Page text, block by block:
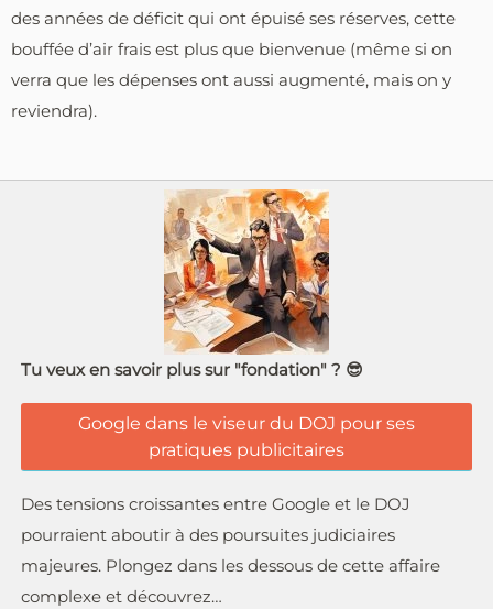
des années de déficit qui ont épuisé ses réserves, cette
bouffée d’air frais est plus que bienvenue (même si on
verra que les dépenses ont aussi augmenté, mais on y
reviendra).
Tu veux en savoir plus sur "fondation" ? 😎
Google dans le viseur du DOJ pour ses
pratiques publicitaires
Des tensions croissantes entre Google et le DOJ
pourraient aboutir à des poursuites judiciaires
majeures. Plongez dans les dessous de cette affaire
complexe et découvrez…